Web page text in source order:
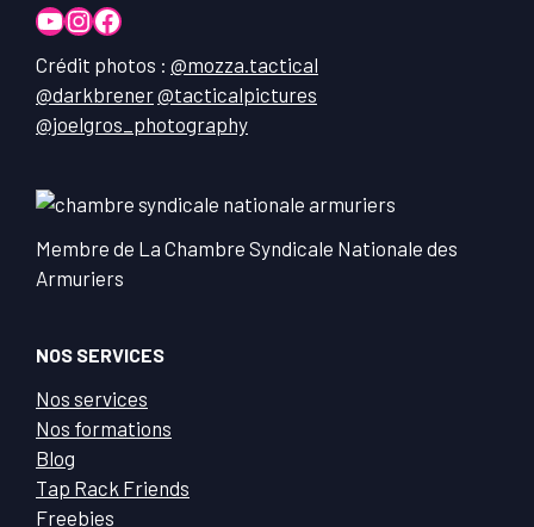
YouTube
Instagram
Facebook
Crédit photos : @mozza.tactical
@darkbrener@tacticalpictures
@joelgros_photography
Membre de La Chambre Syndicale Nationale des
Armuriers
NOS SERVICES
Nos services
Nos formations
Blog
Tap Rack Friends
Freebies